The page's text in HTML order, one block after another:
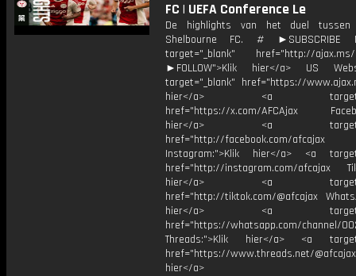
FC | UEFA Conference Le
De highlights van het duel
Shelbourne FC. # ►SUBSCRIBE
target="_blank" href="http://ajax.ms/
►FOLLOW">Klik hier</a> US
target="_blank" href="https://
hier</a> <a
href="https://x.com/AFCAjax
hier</a> <a
href="http://facebook.com/afcajax
Instagram:">Klik hier</a> <a
href="http://instagram.com/afcajax
hier</a> <a
href="http://tiktok.com/@afcajax
hier</a> <a
href="https://whatsapp.com/channel/
Threads:">Klik hier</a> <a
href="https://www.threads.net/
hier</a>